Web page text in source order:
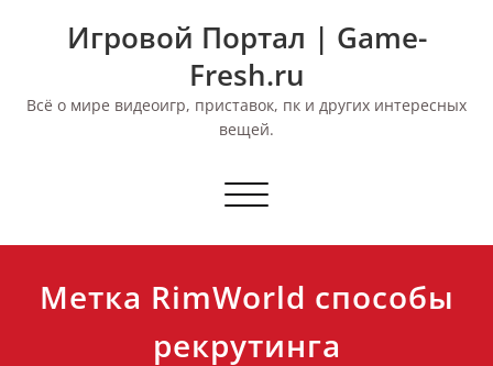
Игровой Портал | Game-
Fresh.ru
Всё о мире видеоигр, приставок, пк и других интересных
вещей.
Переключить
Метка RimWorld способы
рекрутинга